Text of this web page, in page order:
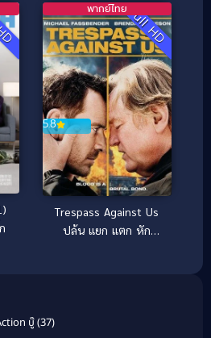
Full HD
5.8
พากย์ไทย
Trespass Against Us
ปล้น แยก แตก หัก
บู๊(37)